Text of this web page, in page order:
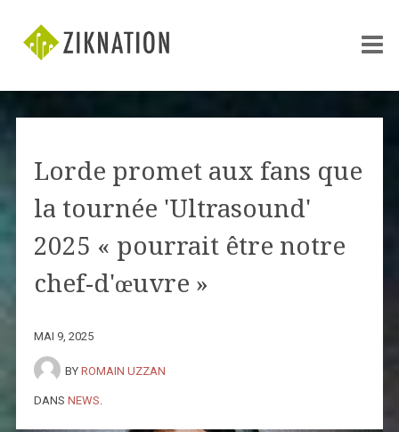
Lorde promet aux fans que
la tournée 'Ultrasound'
2025 « pourrait être notre
chef-d'œuvre »
MAI 9, 2025
BY ROMAIN UZZAN
DANS NEWS